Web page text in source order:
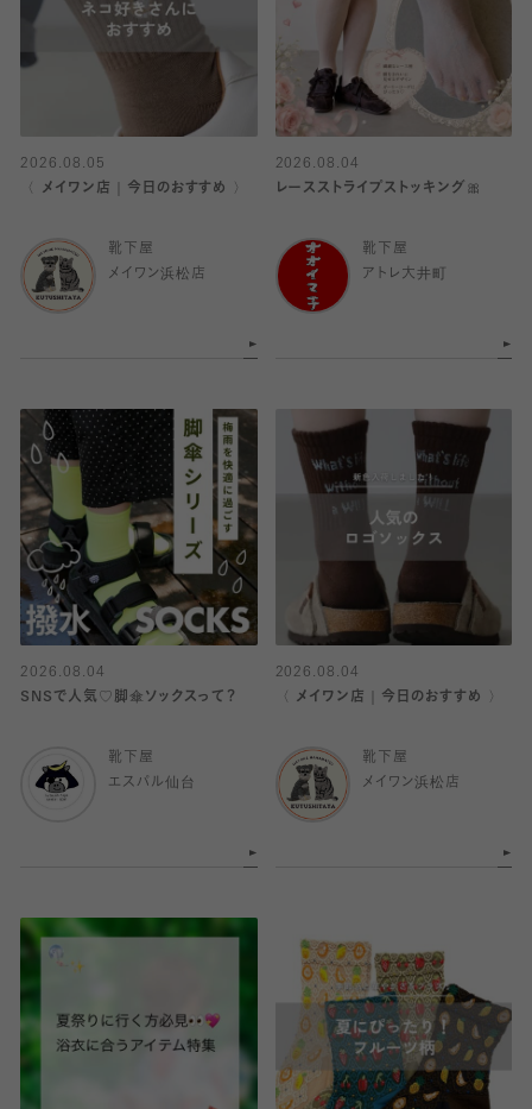
2026.08.05
〈 メイワン店｜今日のおすすめ 〉
靴下屋
メイワン浜松店
2026.08.04
レースストライプストッキング🎀
靴下屋
アトレ大井町
2026.08.04
SNSで人気♡脚傘ソックスって？
靴下屋
エスパル仙台
2026.08.04
〈 メイワン店｜今日のおすすめ 〉
靴下屋
メイワン浜松店